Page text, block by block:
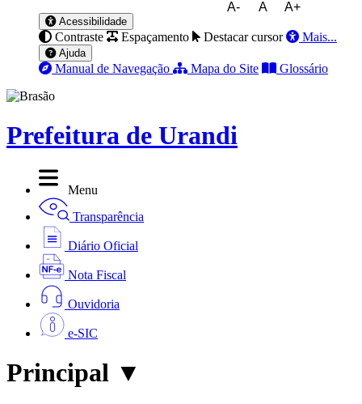
A- A A+
Acessibilidade
Contraste Espaçamento Destacar cursor Mais...
Ajuda
Manual de Navegação Mapa do Site Glossário
Prefeitura de Urandi
Menu
Transparência
Diário Oficial
Nota Fiscal
Ouvidoria
e-SIC
Principal ▼